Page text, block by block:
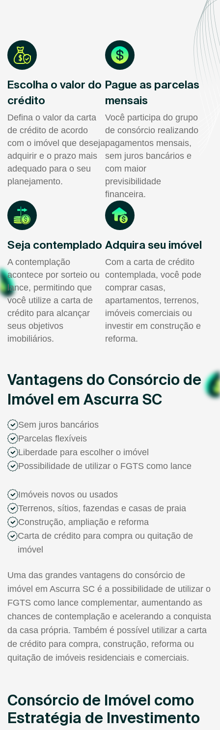
Escolha o valor do
crédito
Defina o valor da carta
de crédito de acordo
com o imóvel que deseja
adquirir e o prazo mais
adequado para o seu
planejamento.
Pague as parcelas
mensais
Você participa do grupo
de consórcio realizando
pagamentos mensais,
sem juros bancários e
com maior
previsibilidade
financeira.
Seja contemplado
A contemplação
acontece por sorteio ou
lance, permitindo que
você utilize a carta de
crédito para alcançar
seus objetivos
imobiliários.
Adquira seu imóvel
Com a carta de crédito
contemplada, você pode
comprar casas,
apartamentos, terrenos,
imóveis comerciais ou
investir em construção e
reforma.
Vantagens do Consórcio de
Imóvel em Ascurra SC
Sem juros bancários
Parcelas flexíveis
Liberdade para escolher o imóvel
Possibilidade de utilizar o FGTS como lance
Imóveis novos ou usados
Terrenos, sítios, fazendas e casas de praia
Construção, ampliação e reforma
Carta de crédito para compra ou quitação de
imóvel
Uma das grandes vantagens do consórcio de
imóvel em Ascurra SC é a possibilidade de utilizar o
FGTS como lance complementar, aumentando as
chances de contemplação e acelerando a conquista
da casa própria. Também é possível utilizar a carta
de crédito para compra, construção, reforma ou
quitação de imóveis residenciais e comerciais.
Consórcio de Imóvel como
Estratégia de Investimento